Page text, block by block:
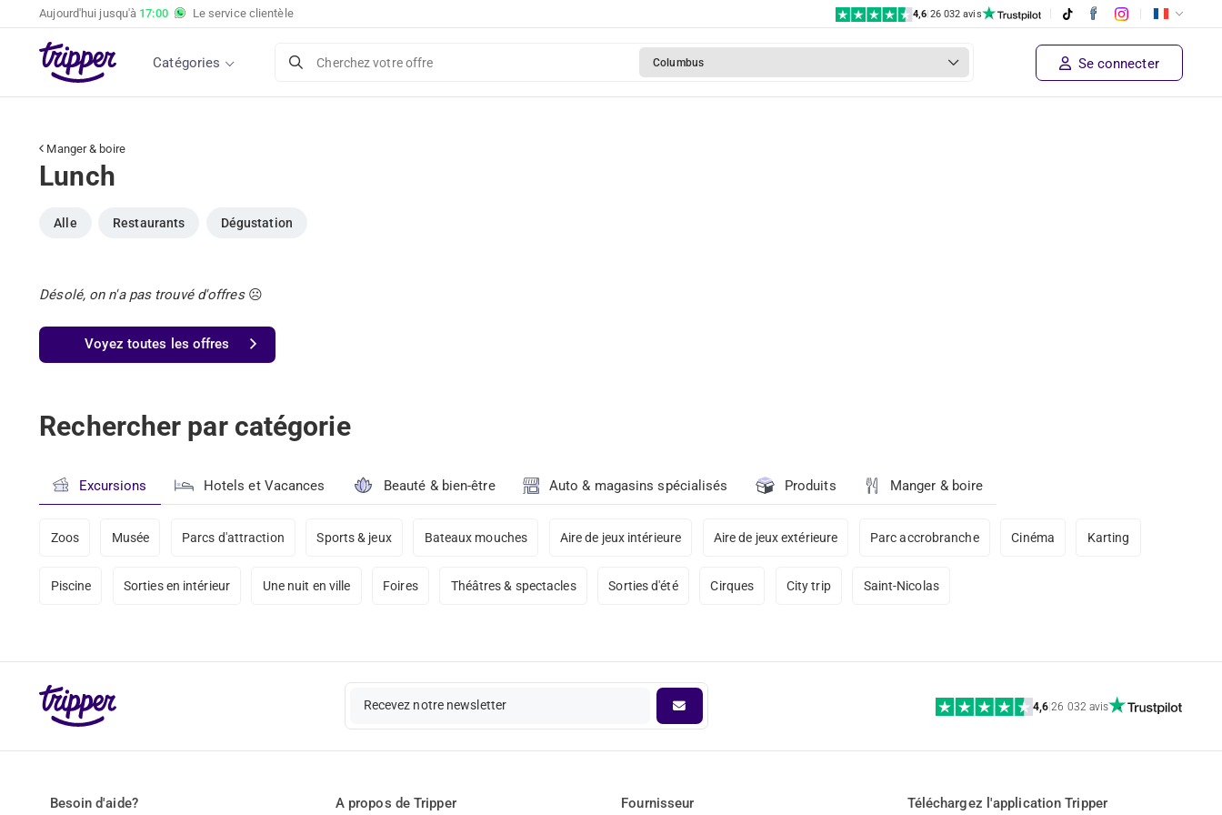
Aujourd'hui jusqu'à 17:00 Le service clientèle 4,6|26 032 avis
Catégories Cherchez votre offre Columbus Se connecter
Manger & boire
Lunch
Alle Restaurants Dégustation
Désolé, on n'a pas trouvé d'offres☹️
Voyez toutes les offres
Rechercher par catégorie
Excursions Hotels et Vacances Beauté & bien-être Auto & magasins spécialisés Produits Manger & boire
Zoos Musée Parcs d'attraction Sports & jeux Bateaux mouches Aire de jeux intérieure Aire de jeux extérieure Parc accrobranche Cinéma Karting
Piscine Sorties en intérieur Une nuit en ville Foires Théâtres & spectacles Sorties d'été Cirques City trip Saint-Nicolas
Recevez notre newsletter 4,6|26 032 avis
Besoin d'aide? A propos de Tripper Fournisseur Téléchargez l'application Tripper